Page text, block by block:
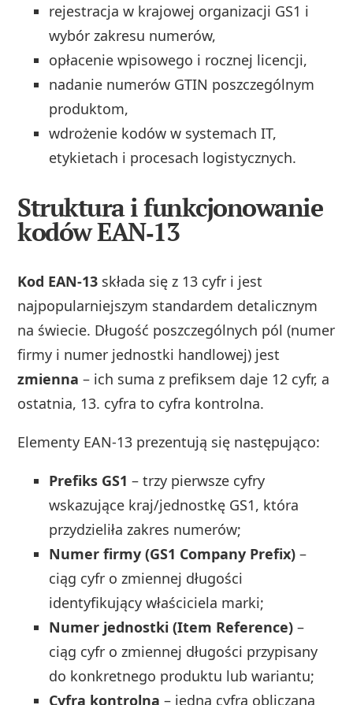
rejestracja w krajowej organizacji GS1 i
wybór zakresu numerów,
opłacenie wpisowego i rocznej licencji,
nadanie numerów GTIN poszczególnym
produktom,
wdrożenie kodów w systemach IT,
etykietach i procesach logistycznych.
Struktura i funkcjonowanie
kodów EAN‑13
Kod EAN‑13 składa się z 13 cyfr i jest
najpopularniejszym standardem detalicznym
na świecie. Długość poszczególnych pól (numer
firmy i numer jednostki handlowej) jest
zmienna – ich suma z prefiksem daje 12 cyfr, a
ostatnia, 13. cyfra to cyfra kontrolna.
Elementy EAN‑13 prezentują się następująco:
Prefiks GS1 – trzy pierwsze cyfry
wskazujące kraj/jednostkę GS1, która
przydzieliła zakres numerów;
Numer firmy (GS1 Company Prefix) –
ciąg cyfr o zmiennej długości
identyfikujący właściciela marki;
Numer jednostki (Item Reference) –
ciąg cyfr o zmiennej długości przypisany
do konkretnego produktu lub wariantu;
Cyfra kontrolna – jedna cyfra obliczana